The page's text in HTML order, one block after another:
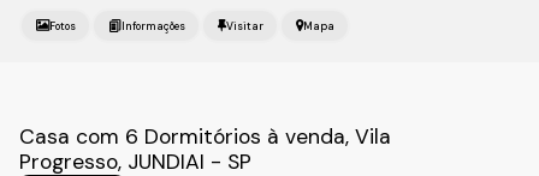
Fotos Mapa
Casa com 6 Dormitórios à venda, Vila
Progresso, JUNDIAI - SP